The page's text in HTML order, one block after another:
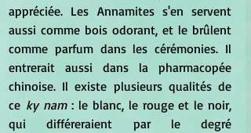
appréciée. Les Annamites s'en servent
aussi comme bois odorant, et le brûlent
comme parfum dans les cérémonies. Il
entrerait aussi dans la pharmacopée
chinoise. Il existe plusieurs qualités de
ce ky nam : le blanc, le rouge et le noir,
qui différeraient par le degré